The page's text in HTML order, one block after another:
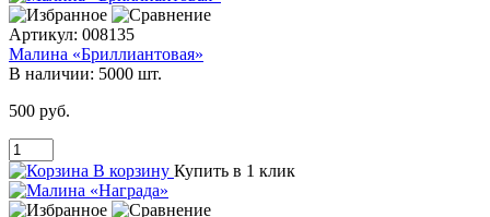
Артикул: 008135
Малина «Бриллиантовая»
В наличии: 5000 шт.
500 руб.
В корзину Купить в 1 клик